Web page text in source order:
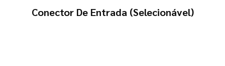
Conector De Entrada (selecionável)